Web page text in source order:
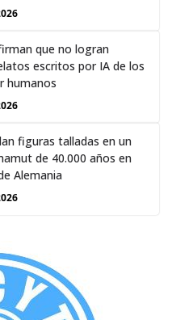
que no logran
escritos por IA de los
humanos
figuras talladas en un
de 40.000 años en
Alemania